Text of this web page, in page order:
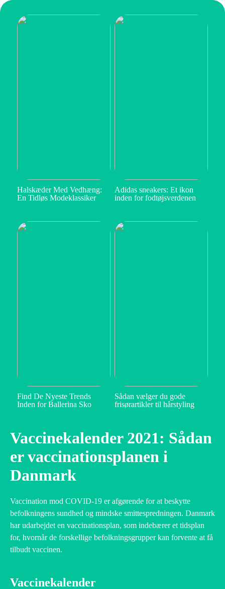
Halskæder Med Vedhæng:
En Tidløs Modeklassiker
Adidas sneakers: Et ikon
inden for fodtøjsverdenen
Find De Nyeste Trends
Inden for Ballerina Sko
Sådan vælger du gode
frisørartikler til hårstyling
Vaccinekalender 2021: Sådan
er vaccinationsplanen i
Danmark
Vaccination mod COVID-19 er afgørende for at beskytte
befolkningens sundhed og mindske smittespredningen. Danmark
har udarbejdet en vaccinationsplan, som indebærer et tidsplan
for, hvornår de forskellige befolkningsgrupper kan forvente at få
tilbudt vaccinen.
Vaccinekalender